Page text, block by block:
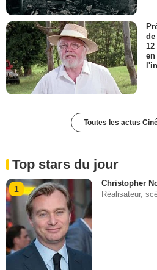
en
Toutes les actus
Top stars du jour
1
Christopher
Réalisateur,